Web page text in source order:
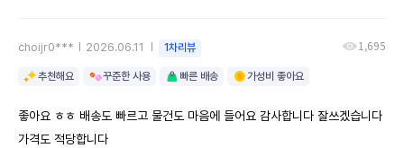
choijr0*** 2026.06.11 1차리뷰 1,695
추천해요 꾸준한 사용 빠른 배송 가성비 좋아요
좋아요 ㅎㅎ 배송도 빠르고 물건도 마음에 들어요 감사합니다 잘쓰겠습니다
가격도 적당합니다